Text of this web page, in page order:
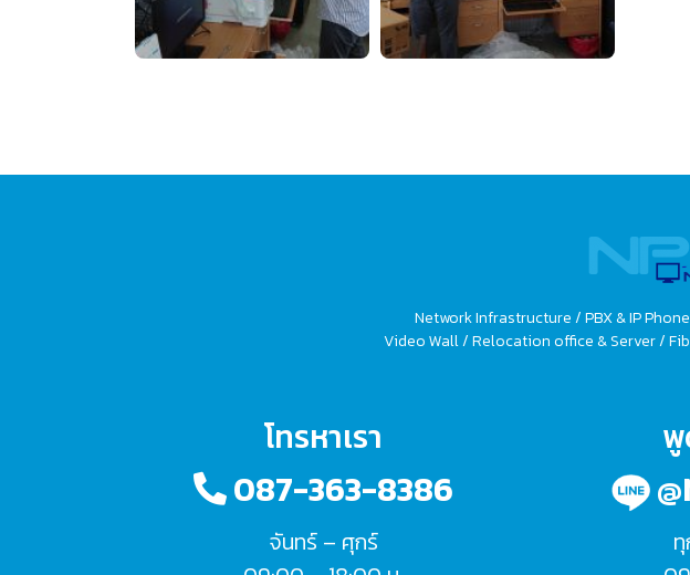
Network Infrastructure / PBX & IP
Video Wall / Relocation office & Server /
โทรหาเรา
087-363-8386
จันทร์ – ศุกร์
พู